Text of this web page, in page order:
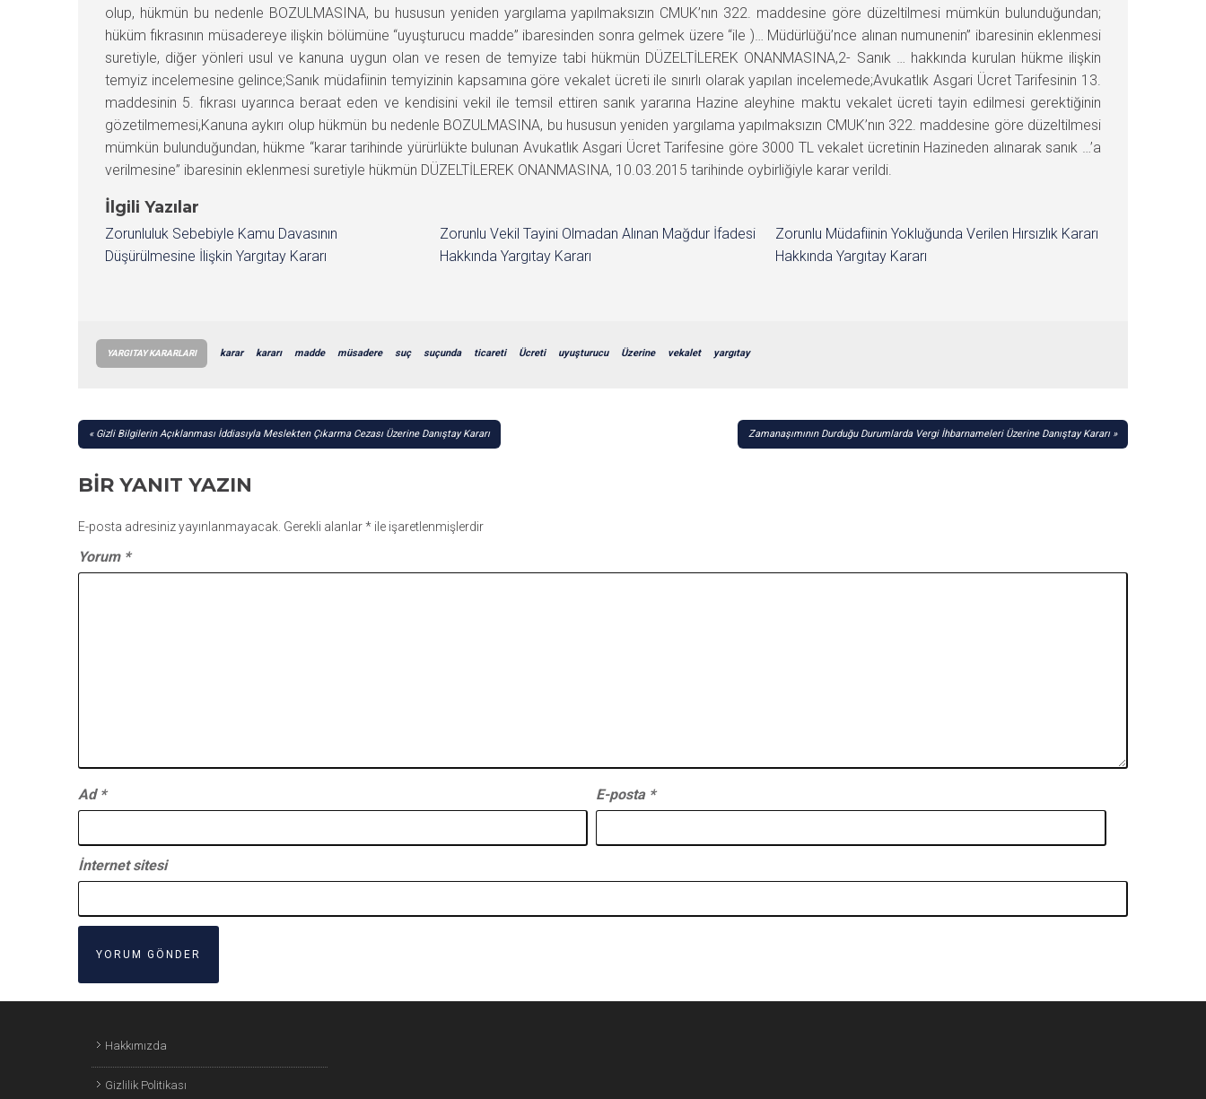
olup, hükmün bu nedenle BOZULMASINA, bu hususun yeniden yargılama yapılmaksızın CMUK’nın 322. maddesine göre düzeltilmesi mümkün bulunduğundan;
hüküm fıkrasının müsadereye ilişkin bölümüne “uyuşturucu madde” ibaresinden sonra gelmek üzere “ile )… Müdürlüğü’nce alınan numunenin” ibaresinin eklenmesi
suretiyle, diğer yönleri usul ve kanuna uygun olan ve resen de temyize tabi hükmün DÜZELTİLEREK ONANMASINA,2- Sanık … hakkında kurulan hükme ilişkin
temyiz incelemesine gelince;Sanık müdafiinin temyizinin kapsamına göre vekalet ücreti ile sınırlı olarak yapılan incelemede;Avukatlık Asgari Ücret Tarifesinin 13.
maddesinin 5. fıkrası uyarınca beraat eden ve kendisini vekil ile temsil ettiren sanık yararına Hazine aleyhine maktu vekalet ücreti tayin edilmesi gerektiğinin
gözetilmemesi,Kanuna aykırı olup hükmün bu nedenle BOZULMASINA, bu hususun yeniden yargılama yapılmaksızın CMUK’nın 322. maddesine göre düzeltilmesi
mümkün bulunduğundan, hükme “karar tarihinde yürürlükte bulunan Avukatlık Asgari Ücret Tarifesine göre 3000 TL vekalet ücretinin Hazineden alınarak sanık …’a
verilmesine” ibaresinin eklenmesi suretiyle hükmün DÜZELTİLEREK ONANMASINA, 10.03.2015 tarihinde oybirliğiyle karar verildi.
İlgili Yazılar
Zorunluluk Sebebiyle Kamu Davasının
Düşürülmesine İlişkin Yargıtay Kararı
Zorunlu Vekil Tayini Olmadan Alınan Mağdur İfadesi
Hakkında Yargıtay Kararı
Zorunlu Müdafiinin Yokluğunda Verilen Hırsızlık Kararı
Hakkında Yargıtay Kararı
YARGITAY KARARLARI karar kararı madde müsadere suç suçunda ticareti Ücreti uyuşturucu Üzerine vekalet yargıtay
YAZI
Gizli Bilgilerin Açıklanması İddiasıyla Meslekten Çıkarma Cezası Üzerine Danıştay Kararı Zamanaşımının Durduğu Durumlarda Vergi İhbarnameleri Üzerine Danıştay Kararı
BIR YANIT YAZIN
E-posta adresiniz yayınlanmayacak. Gerekli alanlar* ile işaretlenmişlerdir
Yorum *
Ad * E-posta *
İnternet sitesi
Hakkımızda
Gizlilik Politikası